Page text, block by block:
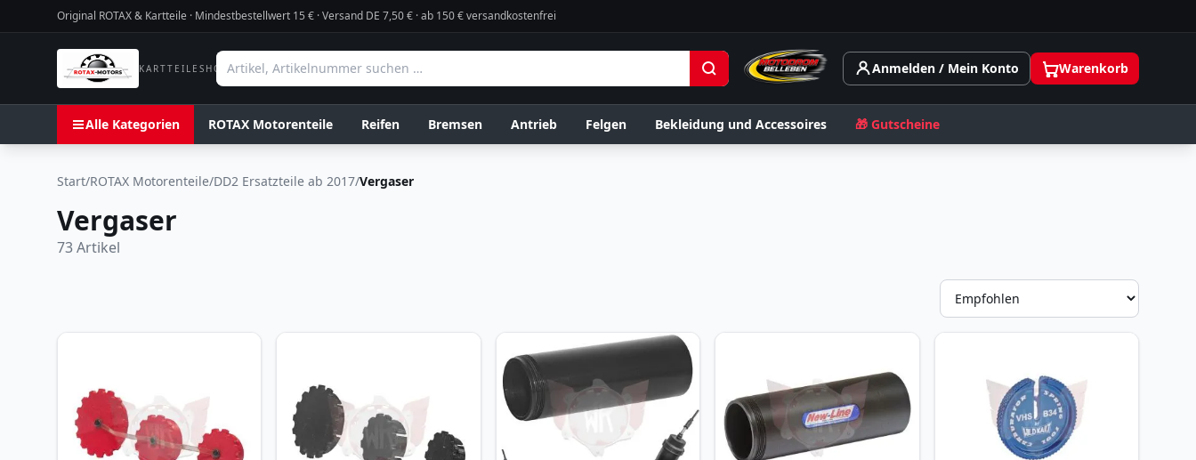
Original ROTAX & Kartteile · Mindestbestellwert 15 € · Versand DE 7,50 € · ab 150 € versandkostenfrei
KARTTEILESHOP Anmelden / Mein Konto Warenkorb
Alle Kategorien ROTAX Motorenteile Reifen Bremsen Antrieb Felgen Bekleidung und Accessoires 🎁 Gutscheine
Start/ROTAX Motorenteile/DD2 Ersatzteile ab 2017/Vergaser
Vergaser
73Artikel